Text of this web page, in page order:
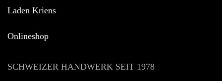
Laden Kriens
Onlineshop
SCHWEIZER HANDWERK SEIT 1978